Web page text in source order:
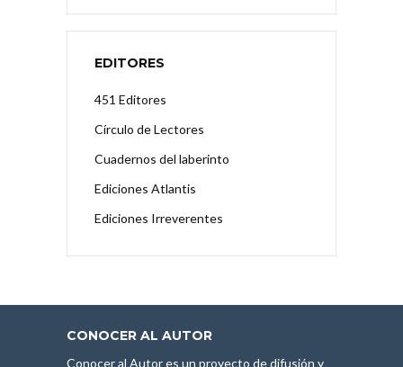
EDITORES
451 Editores
Círculo de Lectores
Cuadernos del laberinto
Ediciones Atlantis
Ediciones Irreverentes
CONOCER AL AUTOR
Conocer al Autor es un proyecto de difusión y